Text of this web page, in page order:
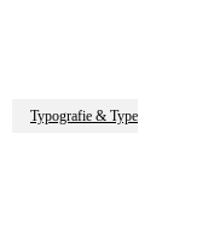
Typografie & Type